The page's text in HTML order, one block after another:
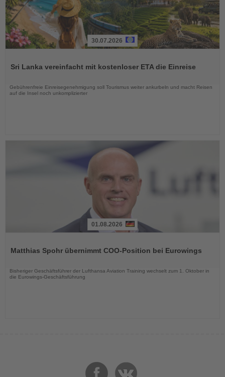
die
30.07.2026
Sri Lanka vereinfacht mit kostenloser ETA die Einreise
Gebührenfreie Einreisegenehmigung soll Tourismus weiter ankurbeln und macht Reisen
auf die Insel noch unkomplizierter
die
01.08.2026
Matthias Spohr übernimmt COO-Position bei Eurowings
Bisheriger Geschäftsführer der Lufthansa Aviation Training wechselt zum 1. Oktober in
die Eurowings-Geschäftsführung